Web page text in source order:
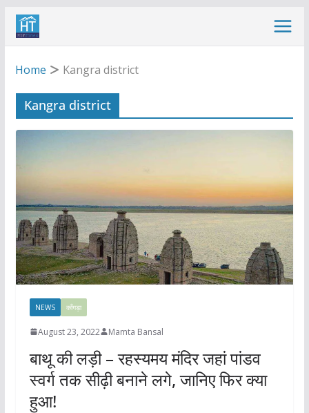
Skip
Home
Kangra district
Kangra district
NEWS काँगड़ा
August 23, 2022 Mamta Bansal
बाथू की लड़ी – रहस्यमय मंदिर जहां पांडव
स्वर्ग तक सीढ़ी बनाने लगे, जानिए फिर क्या
हुआ!